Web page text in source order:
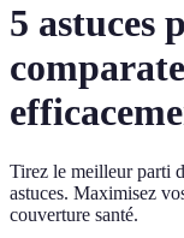
5 astuces
Tirez le meilleur parti
astuces. Maximisez
couverture santé.